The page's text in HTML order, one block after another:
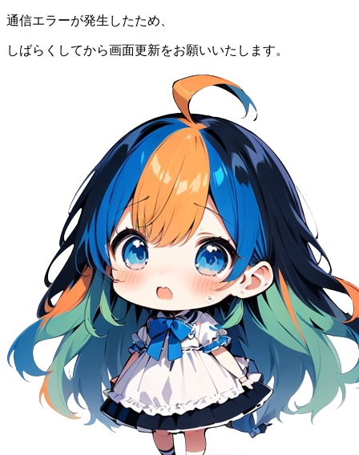
通信エラーが発生したため、
しばらくしてから画面更新をお願いいたします。